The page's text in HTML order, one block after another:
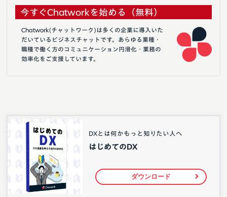
今すぐChatworkを始める（無料）
Chatwork(チャットワーク)は多くの企業に導入いた
だいているビジネスチャットです。あらゆる業種・
職種で働く方のコミュニケーション円滑化・業務の
効率化をご支援しています。
DXとは何かもっと知りたい人へ
はじめてのDX
ダウンロード